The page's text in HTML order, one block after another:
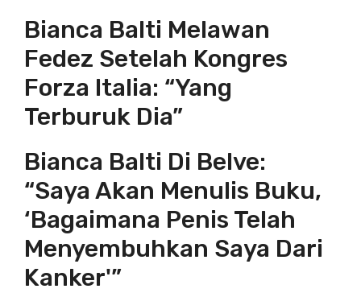
Bianca Balti Melawan
Fedez Setelah Kongres
Forza Italia: “yang
Terburuk Dia”
Bianca Balti Di Belve:
“Saya Akan Menulis Buku,
‘Bagaimana Penis Telah
Menyembuhkan Saya Dari
Kanker'”